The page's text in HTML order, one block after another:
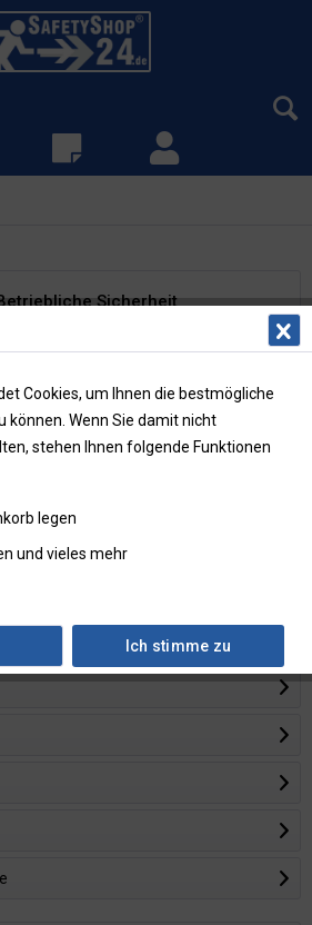
Sicherheit
Gesundheitsschutz Ihrer
Wir...mehr erfahren »
Cookies, um Ihnen die bestmögliche
können. Wenn Sie damit nicht
stehen Ihnen folgende Funktionen
legen
und vieles mehr
Ich stimme zu